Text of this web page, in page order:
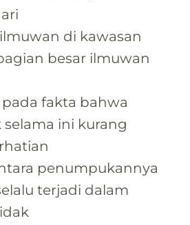
di kawasan
besar ilmuwan
fakta bahwa
ini kurang
penumpukannya
terjadi dalam